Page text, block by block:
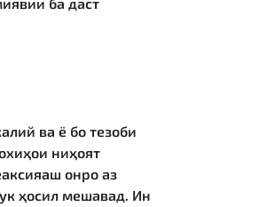
ва ё бо тезоби
ниҳоят
онро аз
ҳосил мешавад. Ин